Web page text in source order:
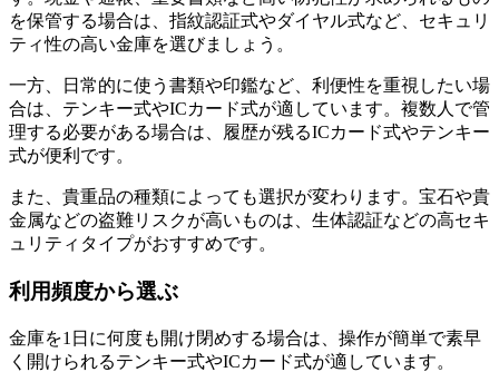
を保管する場合は、指紋認証式やダイヤル式など、セキュリ
ティ性の高い金庫を選びましょう。
一方、日常的に使う書類や印鑑など、利便性を重視したい場
合は、テンキー式やICカード式が適しています。複数人で管
理する必要がある場合は、履歴が残るICカード式やテンキー
式が便利です。
また、貴重品の種類によっても選択が変わります。宝石や貴
金属などの盗難リスクが高いものは、生体認証などの高セキ
ュリティタイプがおすすめです。
利用頻度から選ぶ
金庫を1日に何度も開け閉めする場合は、操作が簡単で素早
く開けられるテンキー式やICカード式が適しています。